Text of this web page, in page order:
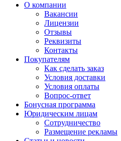
О компании
Вакансии
Лицензии
Отзывы
Реквизиты
Контакты
Покупателям
Как сделать заказ
Условия доставки
Условия оплаты
Вопрос-ответ
Бонусная программа
Юридическим лицам
Сотрудничество
Размещение рекламы